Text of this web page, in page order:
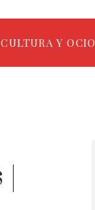
CULTURA Y OCIO